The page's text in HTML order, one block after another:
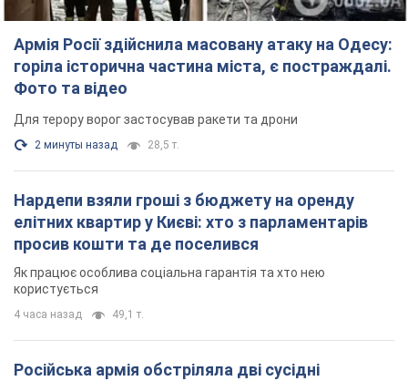
Армія Росії здійснила масовану атаку на Одесу:
горіла історична частина міста, є постраждалі.
Фото та відео
Для терору ворог застосував ракети та дрони
2 минуты назад 28,5 т.
Нардепи взяли гроші з бюджету на оренду
елітних квартир у Києві: хто з парламентарів
просив кошти та де поселився
Як працює особлива соціальна гарантія та хто нею
користується
4 часа назад 49,1 т.
Російська армія обстріляла дві сусідні